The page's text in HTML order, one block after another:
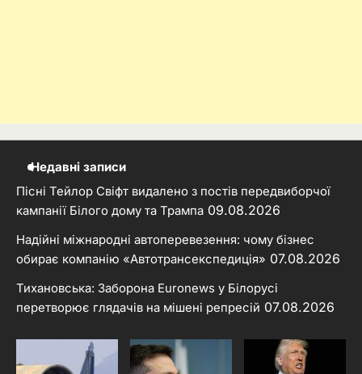
Недавні записи
Пісні Тейлор Свіфт видалено з постів передвиборчої
кампанії Білого дому та Трампа 09.08.2026
Надійні міжнародні автоперевезення: чому бізнес
обирає компанію «Автотрансекспедиція» 07.08.2026
Тихановська: Заборона Euronews у Білорусі
перетворює глядачів на мішені репресій 07.08.2026